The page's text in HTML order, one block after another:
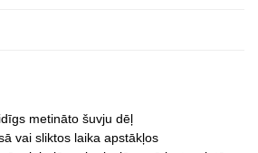
metināto šuvju dēļ
vai sliktos laika apstākļos